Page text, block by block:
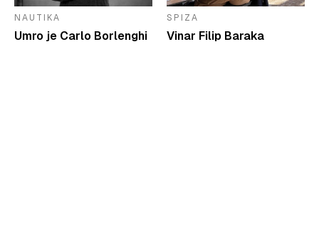
NAUTIKA
Umro je Carlo Borlenghi
SPIZA
Vinar Filip Baraka